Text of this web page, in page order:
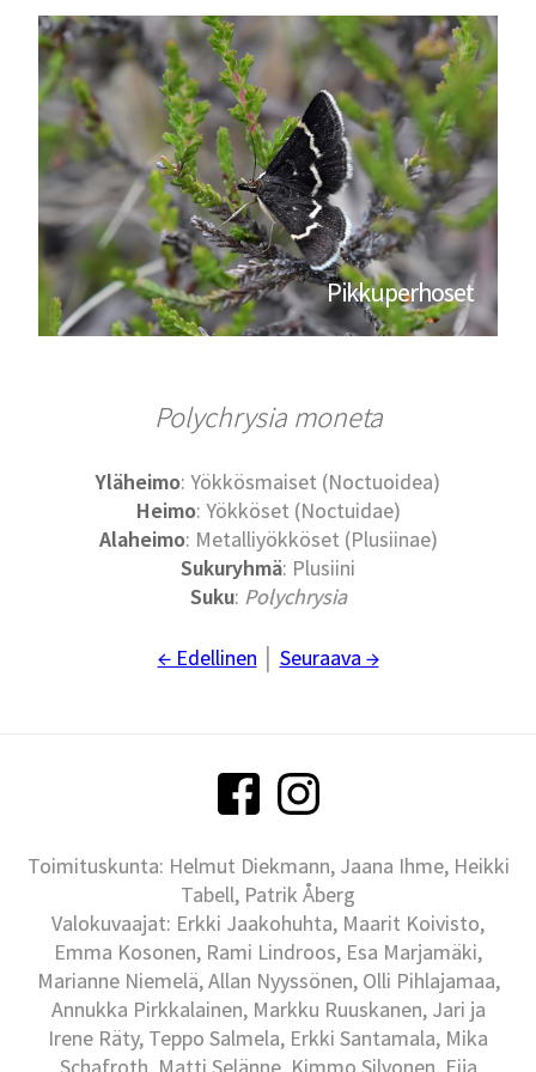
Pikkuperhoset
Polychrysia moneta
Yläheimo: Yökkösmaiset (Noctuoidea)
Heimo: Yökköset (Noctuidae)
Alaheimo: Metalliyökköset (Plusiinae)
Sukuryhmä: Plusiini
Suku: Polychrysia
← Edellinen Seuraava →
Toimituskunta: Helmut Diekmann, Jaana Ihme, Heikki
Tabell, Patrik Åberg
Valokuvaajat: Erkki Jaakohuhta, Maarit Koivisto,
Emma Kosonen, Rami Lindroos, Esa Marjamäki,
Marianne Niemelä, Allan Nyyssönen, Olli Pihlajamaa,
Annukka Pirkkalainen, Markku Ruuskanen, Jari ja
Irene Räty, Teppo Salmela, Erkki Santamala, Mika